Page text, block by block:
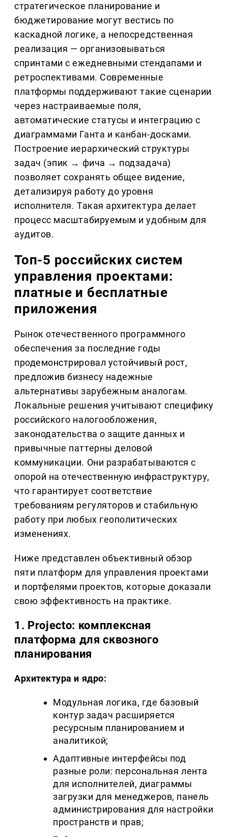
стратегическое планирование и
бюджетирование могут вестись по
каскадной логике, а непосредственная
реализация — организовываться
спринтами с ежедневными стендапами и
ретроспективами. Современные
платформы поддерживают такие сценарии
через настраиваемые поля,
автоматические статусы и интеграцию с
диаграммами Ганта и канбан-досками.
Построение иерархический структуры
задач (эпик → фича → подзадача)
позволяет сохранять общее видение,
детализируя работу до уровня
исполнителя. Такая архитектура делает
процесс масштабируемым и удобным для
аудитов.
Топ-5 российских систем
управления проектами:
платные и бесплатные
приложения
Рынок отечественного программного
обеспечения за последние годы
продемонстрировал устойчивый рост,
предложив бизнесу надежные
альтернативы зарубежным аналогам.
Локальные решения учитывают специфику
российского налогообложения,
законодательства о защите данных и
привычные паттерны деловой
коммуникации. Они разрабатываются с
опорой на отечественную инфраструктуру,
что гарантирует соответствие
требованиям регуляторов и стабильную
работу при любых геополитических
изменениях.
Ниже представлен объективный обзор
пяти платформ для управления проектами
и портфелями проектов, которые доказали
свою эффективность на практике.
1. Projecto: комплексная
платформа для сквозного
планирования
Архитектура и ядро:
Модульная логика, где базовый
контур задач расширяется
ресурсным планированием и
аналитикой;
Адаптивные интерфейсы под
разные роли: персональная лента
для исполнителей, диаграммы
загрузки для менеджеров, панель
администрирования для настройки
пространств и прав;